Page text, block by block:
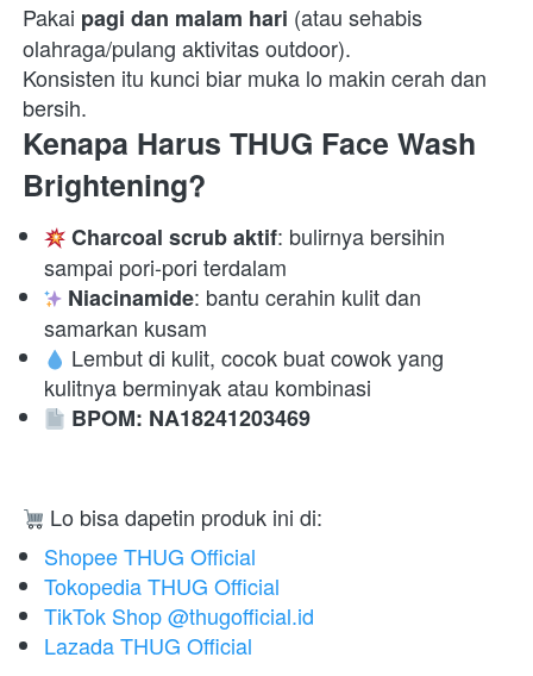
Pakai pagi dan malam hari (atau sehabis
olahraga/pulang aktivitas outdoor).
Konsisten itu kunci biar muka lo makin cerah dan
bersih.
Kenapa Harus THUG Face Wash
Brightening?
Charcoal scrub aktif: bulirnya bersihin
sampai pori-pori terdalam
Niacinamide: bantu cerahin kulit dan
samarkan kusam
Lembut di kulit, cocok buat cowok yang
kulitnya berminyak atau kombinasi
BPOM: NA18241203469
Lo bisa dapetin produk ini di:
Shopee THUG Official
Tokopedia THUG Official
TikTok Shop @thugofficial.id
Lazada THUG Official